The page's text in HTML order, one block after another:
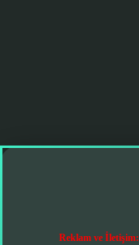
giriş
Reklam ve İletişim: